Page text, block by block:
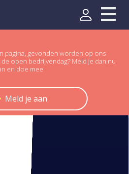
pagina, gevonden worden op ons
open bedrijvendag? Meld je dan nu
en doe mee
Meld je aan